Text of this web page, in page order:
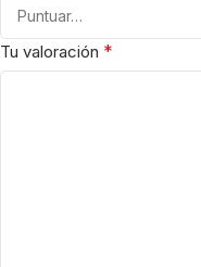
Tu valoración *